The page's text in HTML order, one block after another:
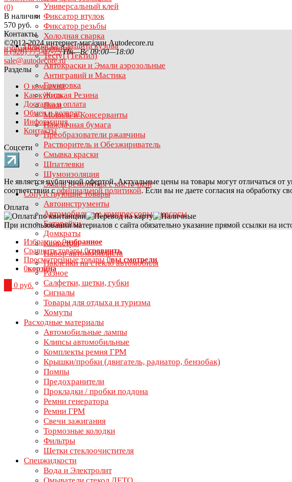
Универсальный клей
Фиксатор втулок
Фиксатор резьбы
Холодная сварка
Покраска и защита кузова
Tectyl (Тектил)
Автокраски и Эмали аэрозольные
Антигравий и Мастика
Грунтовка
Жидкая Резина
Лаки
Мовиль и Консерванты
Наждачная бумага
Преобразователи ржавчины
Растворитель и Обезжириватель
Смывка краски
Шпатлевки
Шумоизоляция
Эмаль ремонтная с кисточкой
Сопутствующие товары
Автоинструменты
Автомобильные компрессоры и насосы
Батарейки
Домкраты
Канистры
Набор автомобилиста
Наклейки на стекло автомобиля
Разное
Салфетки, щетки, губки
Сигналы
Товары для отдыха и туризма
Хомуты
Расходные материалы
Автомобильные лампы
Клипсы автомобильные
Комплекты ремня ГРМ
Крышки/пробки (двигатель, радиатор, бензобак)
Помпы
Предохранители
Прокладки / пробки поддона
Ремни генератора
Ремни ГРМ
Свечи зажигания
Тормозные колодки
Фильтры
Щетки стеклоочистителя
Спецжидкости
Вода и Электролит
избранное сравнить
(0)
В наличии
570 руб.
Контакты
©2012-2024 интернет-магазин Autodecore.ru
8 (928) 773-07-75 Пн—Вс 09:00—18:00
sale@autodecore.ru
Разделы
О компании
Как купить
Доставка и оплата
Обмен и возврат
Информация
Контакты
Соцсети
Не является публичной офертой. Актуальные цены на товары могут отличаться
соответствии софициальной политикой. Если вы не даете согласия на обработку
Оплата
При использовании материалов с сайта обязательно указание прямой ссылки на
Избранное 0избранное
Сравнить товары 0сравнить
Просмотренные товары 0вы смотрели
0корзина
0 руб.